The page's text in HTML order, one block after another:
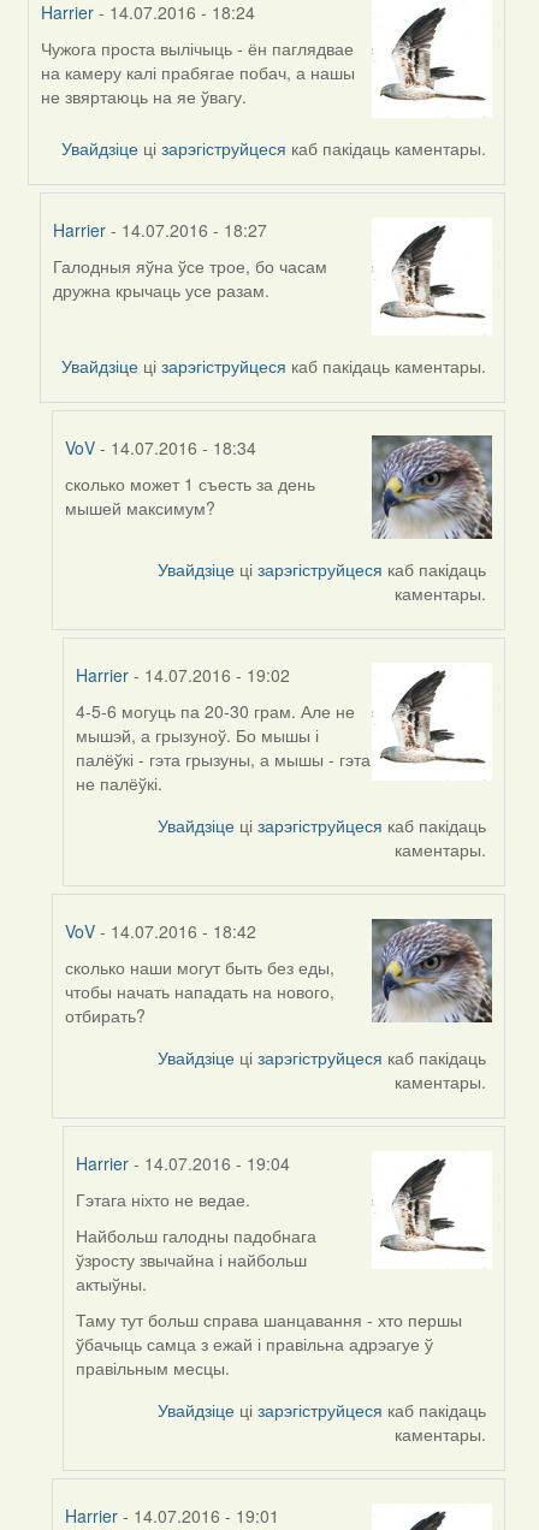
Harrier - 14.07.2016 - 18:24
In
reply
to
Жанна
(госць)
Чужога проста вылічыць - ён паглядвае
на камеру калі прабягае побач, а нашы
не звяртаюць на яе ўвагу.
Увайдзіце цізарэгіструйцеся каб пакідаць каментары.
Harrier - 14.07.2016 - 18:27
In
reply
Harrier
Галодныя яўна ўсе трое, бо часам
дружна крычаць усе разам.
Увайдзіце цізарэгіструйцеся каб пакідаць каментары.
VoV- 14.07.2016 - 18:34
In
reply
сколько может 1 съесть за день
мышей максимум?
Увайдзіце цізарэгіструйцеся каб пакідаць
каментары.
Harrier - 14.07.2016 - 19:02
In
reply
to
by
4-5-6 могуць па 20-30 грам. Але не
мышэй, а грызуноў. Бо мышы і
палёўкі - гэта грызуны, а мышы - гэта
не палёўкі.
Увайдзіце цізарэгіструйцеся каб пакідаць
каментары.
VoV- 14.07.2016 - 18:42
In
reply
to
сколько наши могут быть без еды,
чтобы начать нападать на нового,
отбирать?
Увайдзіце цізарэгіструйцеся каб пакідаць
каментары.
Harrier - 14.07.2016 - 19:04
In
reply
to
by
Гэтага ніхто не ведае.
Найбольш галодны падобнага
ўзросту звычайна і найбольш
актыўны.
Таму тут больш справа шанцавання - хто першы
ўбачыць самца з ежай і правільна адрэагуе ў
правільным месцы.
Увайдзіце цізарэгіструйцеся каб пакідаць
каментары.
Harrier- 14.07.2016 - 19:01